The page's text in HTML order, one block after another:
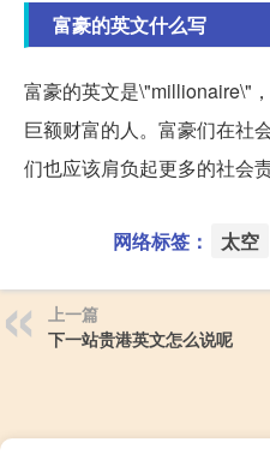
富豪的英文什么写
富豪的英文是\"millionaire\"
巨额财富的人。富豪们在社
们也应该肩负起更多的社会责
网络标签： 太空
上一篇
下一站贵港英文怎么说呢